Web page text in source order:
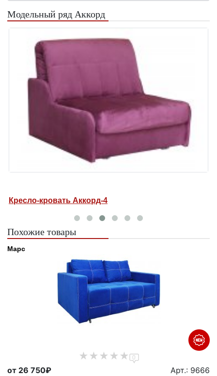
Модельный ряд Аккорд
Кресло-кровать Аккорд-4
Похожие товары
Марс
0
от 26 750₽ Арт.: 9666